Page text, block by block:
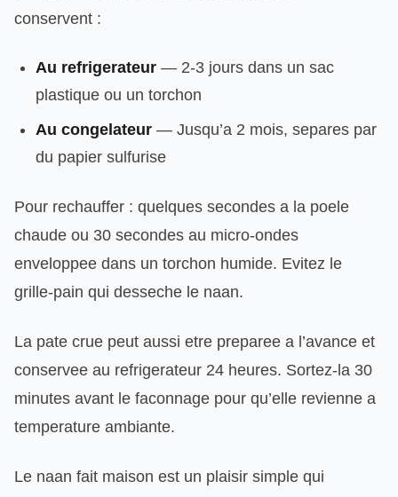
conservent :
Au refrigerateur — 2-3 jours dans un sac
plastique ou un torchon
Au congelateur — Jusqu’a 2 mois, separes par
du papier sulfurise
Pour rechauffer : quelques secondes a la poele
chaude ou 30 secondes au micro-ondes
enveloppee dans un torchon humide. Evitez le
grille-pain qui desseche le naan.
La pate crue peut aussi etre preparee a l’avance et
conservee au refrigerateur 24 heures. Sortez-la 30
minutes avant le faconnage pour qu’elle revienne a
temperature ambiante.
Le naan fait maison est un plaisir simple qui